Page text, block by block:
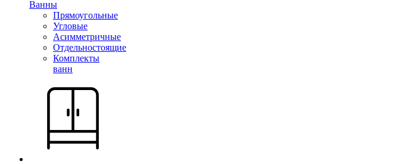
Ванны
Прямоугольные
Угловые
Асимметричные
Отдельностоящие
Комплекты
ванн